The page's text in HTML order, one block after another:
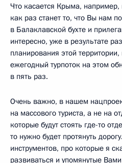
Что касается Крыма,
как раз станет то, что Вы нам
в Балаклавской бухте и
интересно, уже в результате
планирования этой
ежегодный турпоток на этом
в пять раз.
Очень важно, в нашем
на массового туриста, а не на
которые будут стоять где-то
то нужно будет протянуть
инструментов, про которые я
развиваться и упомянутые